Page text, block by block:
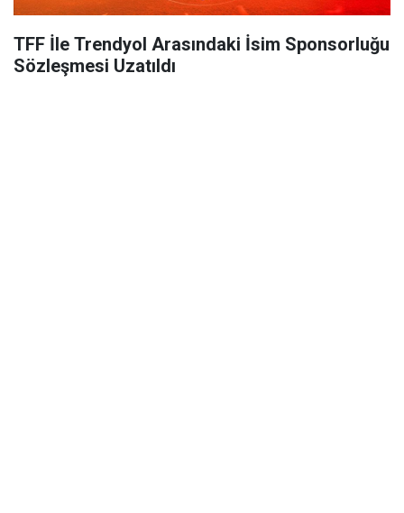
TFF İle Trendyol Arasındaki İsim Sponsorluğu
Sözleşmesi Uzatıldı